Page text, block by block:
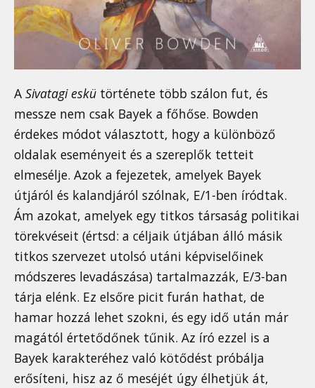
A Sivatagi eskü története több szálon fut, és
messze nem csak Bayek a főhőse. Bowden
érdekes módot választott, hogy a különböző
oldalak eseményeit és a szereplők tetteit
elmesélje. Azok a fejezetek, amelyek Bayek
útjáról és kalandjáról szólnak, E/1-ben íródtak.
Ám azokat, amelyek egy titkos társaság politikai
törekvéseit (értsd: a céljaik útjában álló másik
titkos szervezet utolsó utáni képviselőinek
módszeres levadászása) tartalmazzák, E/3-ban
tárja elénk. Ez elsőre picit furán hathat, de
hamar hozzá lehet szokni, és egy idő után már
magától értetődőnek tűnik. Az író ezzel is a
Bayek karakteréhez való kötődést próbálja
erősíteni, hisz az ő meséjét úgy élhetjük át,